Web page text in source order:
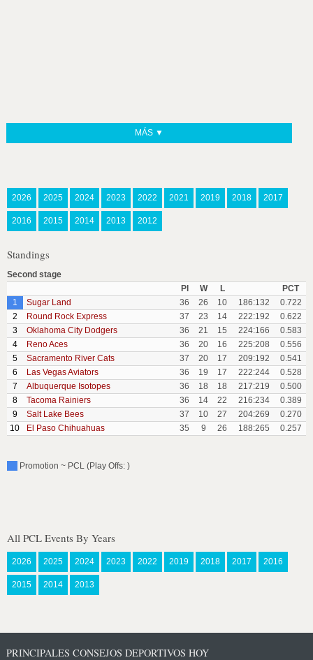
MÁS ▼
2026 2025 2024 2023 2022 2021 2019 2018 2017
2016 2015 2014 2013 2012
Standings
Second stage
Pl
W L
PCT
1
Sugar Land 36 26 10 186:132
0.722
2
Round Rock Express 37 23 14 222:192
0.622
3
Oklahoma City Dodgers 36 21 15 224:166
0.583
4
Reno Aces 36 20 16 225:208
0.556
5
Sacramento River Cats 37 20 17 209:192
0.541
6
Las Vegas Aviators 36 19 17 222:244
0.528
7
Albuquerque Isotopes 36 18 18 217:219
0.500
8
Tacoma Rainiers 36 14 22 216:234
0.389
9
Salt Lake Bees 37 10 27 204:269
0.270
10
El Paso Chihuahuas 35 9 26 188:265 0.257
Promotion ~ PCL (Play Offs: )
All PCL Events By Years
2026 2025 2024 2023 2022 2019 2018 2017 2016
2015 2014 2013
PRINCIPALES CONSEJOS DEPORTIVOS HOY